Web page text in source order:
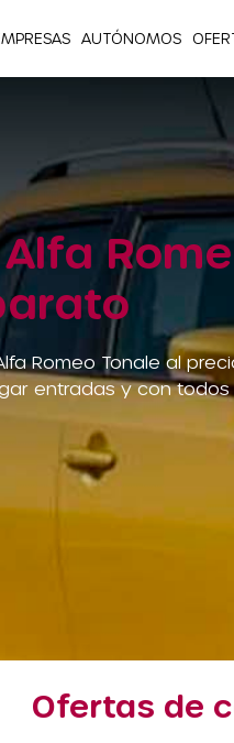
AUTÓNOMOS
Romeo Tonale al
entradas y con
Ofertas de